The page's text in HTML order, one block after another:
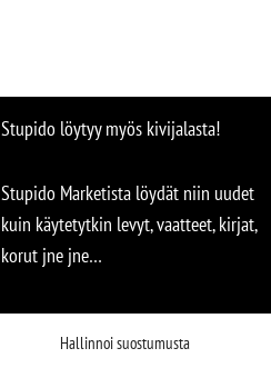
Hallinnoi suostumusta
Stupido löytyy myös kivijalasta!
Stupido Marketista löydät niin uudet
kuin käytetytkin levyt, vaatteet, kirjat,
korut jne jne…